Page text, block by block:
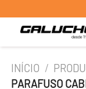
INÍCIO /
PARAFUSO